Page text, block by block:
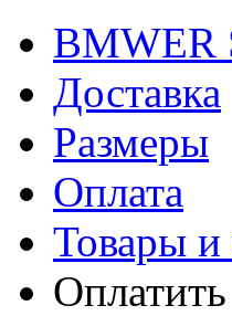
BMWER
Доставка
Размеры
Оплата
Товары и
Оплатить